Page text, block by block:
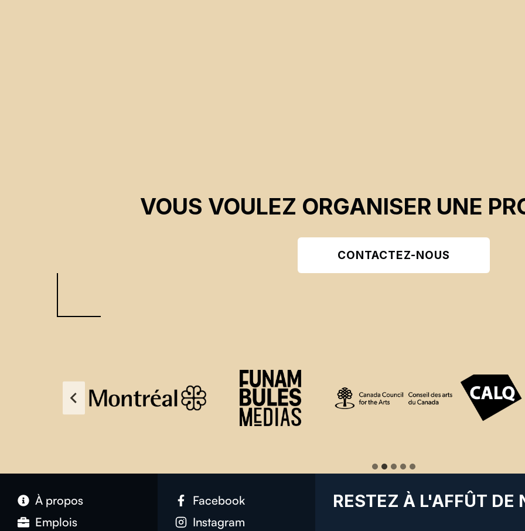
VOUS VOULEZ ORGANISER UNE
CONTACTEZ-NOUS
À propos
Emplois
Facebook
Instagram
RESTEZ À L'AFFÛT DE